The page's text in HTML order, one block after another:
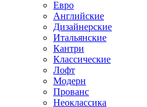
Евро
Английские
Дизайнерские
Итальянские
Кантри
Классические
Лофт
Модерн
Прованс
Неоклассика